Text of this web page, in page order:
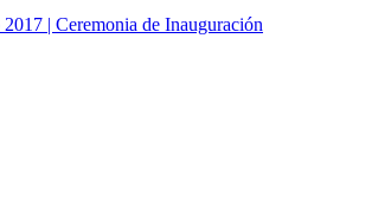
| Ceremonia de Inauguración